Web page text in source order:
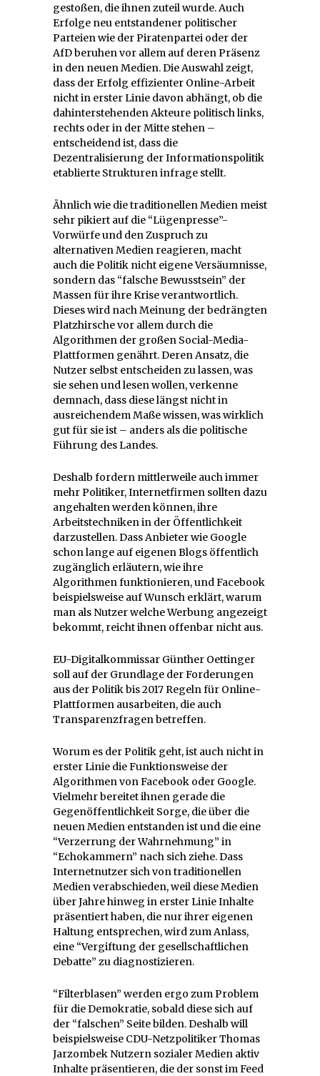
gestoßen, die ihnen zuteil wurde. Auch
Erfolge neu entstandener politischer
Parteien wie der Piratenpartei oder der
AfD beruhen vor allem auf deren Präsenz
in den neuen Medien. Die Auswahl zeigt,
dass der Erfolg effizienter Online-Arbeit
nicht in erster Linie davon abhängt, ob die
dahinterstehenden Akteure politisch links,
rechts oder in der Mitte stehen –
entscheidend ist, dass die
Dezentralisierung der Informationspolitik
etablierte Strukturen infrage stellt.
Ähnlich wie die traditionellen Medien meist
sehr pikiert auf die “Lügenpresse”-
Vorwürfe und den Zuspruch zu
alternativen Medien reagieren, macht
auch die Politik nicht eigene Versäumnisse,
sondern das “falsche Bewusstsein” der
Massen für ihre Krise verantwortlich.
Dieses wird nach Meinung der bedrängten
Platzhirsche vor allem durch die
Algorithmen der großen Social-Media-
Plattformen genährt. Deren Ansatz, die
Nutzer selbst entscheiden zu lassen, was
sie sehen und lesen wollen, verkenne
demnach, dass diese längst nicht in
ausreichendem Maße wissen, was wirklich
gut für sie ist – anders als die politische
Führung des Landes.
Deshalb fordern mittlerweile auch immer
mehr Politiker, Internetfirmen sollten dazu
angehalten werden können, ihre
Arbeitstechniken in der Öffentlichkeit
darzustellen. Dass Anbieter wie Google
schon lange auf eigenen Blogs öffentlich
zugänglich erläutern, wie ihre
Algorithmen funktionieren, und Facebook
beispielsweise auf Wunsch erklärt, warum
man als Nutzer welche Werbung angezeigt
bekommt, reicht ihnen offenbar nicht aus.
EU-Digitalkommissar Günther Oettinger
soll auf der Grundlage der Forderungen
aus der Politik bis 2017 Regeln für Online-
Plattformen ausarbeiten, die auch
Transparenzfragen betreffen.
Worum es der Politik geht, ist auch nicht in
erster Linie die Funktionsweise der
Algorithmen von Facebook oder Google.
Vielmehr bereitet ihnen gerade die
Gegenöffentlichkeit Sorge, die über die
neuen Medien entstanden ist und die eine
“Verzerrung der Wahrnehmung” in
“Echokammern” nach sich ziehe. Dass
Internetnutzer sich von traditionellen
Medien verabschieden, weil diese Medien
über Jahre hinweg in erster Linie Inhalte
präsentiert haben, die nur ihrer eigenen
Haltung entsprechen, wird zum Anlass,
eine “Vergiftung der gesellschaftlichen
Debatte” zu diagnostizieren.
“Filterblasen” werden ergo zum Problem
für die Demokratie, sobald diese sich auf
der “falschen” Seite bilden. Deshalb will
beispielsweise CDU-Netzpolitiker Thomas
Jarzombek Nutzern sozialer Medien aktiv
Inhalte präsentieren, die der sonst im Feed